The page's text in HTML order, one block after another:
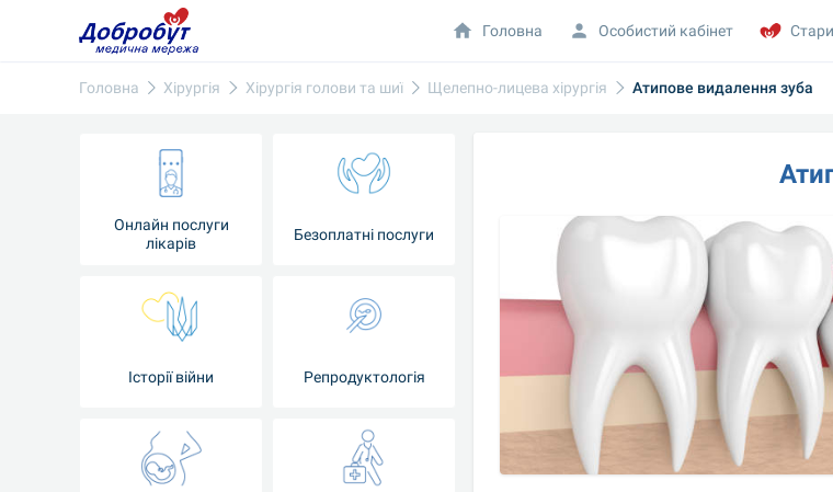
Головна Хірургія Хірургія голови та шиї Щелепно-лицева хірургія Атипове видалення зуба
Онлайн послуги
лікарів
Безоплатні послуги
Історії війни Репродуктологія
Головна Особистий кабінет